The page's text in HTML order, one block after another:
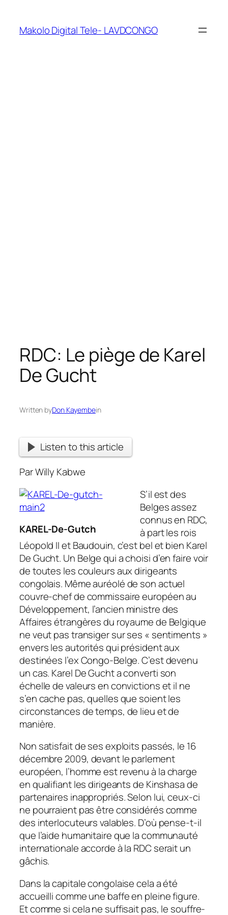
Makolo Digital Tele- LAVDCONGO
RDC: Le piège de Karel
De Gucht
Written byDon Kayembein
Listen to this article
Par Willy Kabwe
KAREL-De-Gutch
S’il est des
Belges assez
connus en RDC,
à part les rois
Léopold II et Baudouin, c’est bel et bien Karel
De Gucht. Un Belge qui a choisi d’en faire voir
de toutes les couleurs aux dirigeants
congolais. Même auréolé de son actuel
couvre-chef de commissaire européen au
Développement, l’ancien ministre des
Affaires étrangères du royaume de Belgique
ne veut pas transiger sur ses « sentiments »
envers les autorités qui président aux
destinées l’ex Congo-Belge. C’est devenu
un cas. Karel De Gucht a converti son
échelle de valeurs en convictions et il ne
s’en cache pas, quelles que soient les
circonstances de temps, de lieu et de
manière.
Non satisfait de ses exploits passés, le 16
décembre 2009, devant le parlement
européen, l’homme est revenu à la charge
en qualifiant les dirigeants de Kinshasa de
partenaires inappropriés. Selon lui, ceux-ci
ne pourraient pas être considérés comme
des interlocuteurs valables. D’où pense-t-il
que l’aide humanitaire que la communauté
internationale accorde à la RDC serait un
gâchis.
Dans la capitale congolaise cela a été
accueilli comme une baffe en pleine figure.
Et comme si cela ne suffisait pas, le souffre-